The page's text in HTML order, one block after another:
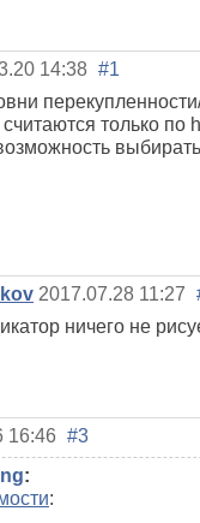
14:38 #1
только по
2017.07.28 11:27
ничего не
16:46 #3
:
: